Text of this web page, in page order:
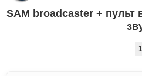
SAM broadcaster + пульт
1